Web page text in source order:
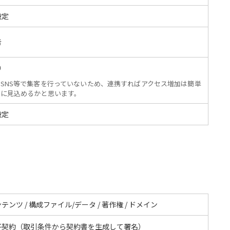
SNS等で集客を行っていないため、連携すればアクセス増加は簡単
に見込めるかと思います。
テンツ / 構成ファイル/データ / 著作権 / ドメイン
約（取引条件から契約書を生成して署名）